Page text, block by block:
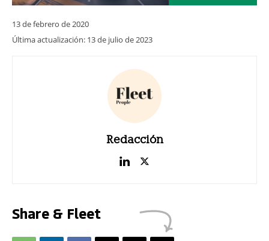
13 de febrero de 2020
Última actualización: 13 de julio de 2023
Redacción
Share & Fleet